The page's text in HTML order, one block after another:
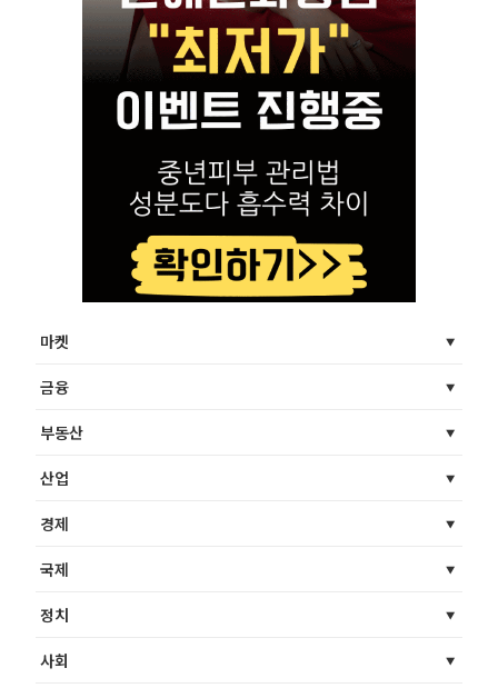
마켓
금융
부동산
산업
경제
국제
정치
사회